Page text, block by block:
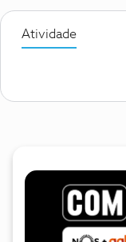
Atividade